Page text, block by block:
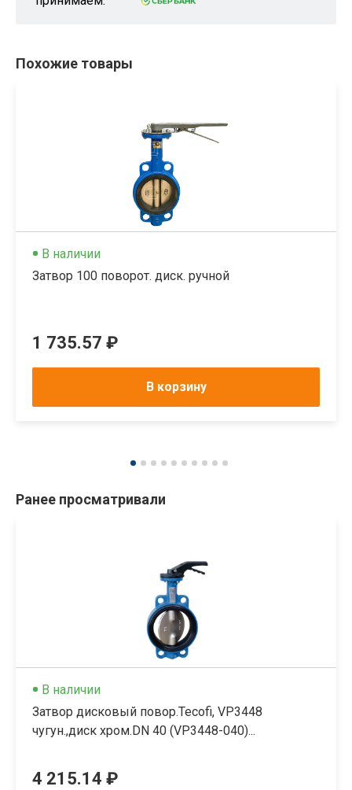
Похожие товары
В наличии
Затвор 100 поворот. диск. ручной
1 735.57 ₽
В корзину
Ранее просматривали
В наличии
Затвор дисковый повор.Tecofi, VP3448
чугун.,диск хром.DN 40 (VP3448-040)...
4 215.14 ₽